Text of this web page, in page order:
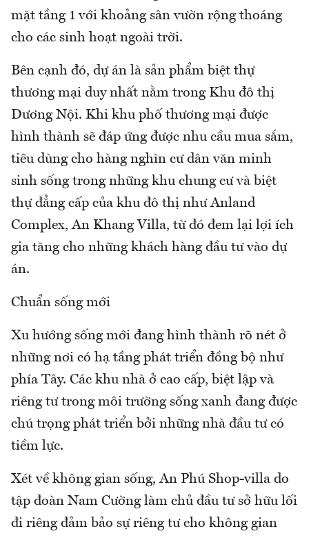
mặt tầng 1 với khoảng sân vườn rộng thoáng
cho các sinh hoạt ngoài trời.
Bên cạnh đó, dự án là sản phẩm biệt thự
thương mại duy nhất nằm trong Khu đô thị
Dương Nội. Khi khu phố thương mại được
hình thành sẽ đáp ứng được nhu cầu mua sắm,
tiêu dùng cho hàng nghìn cư dân văn minh
sinh sống trong những khu chung cư và biệt
thự đẳng cấp của khu đô thị như Anland
Complex, An Khang Villa, từ đó đem lại lợi ích
gia tăng cho những khách hàng đầu tư vào dự
án.
Chuẩn sống mới
Xu hướng sống mới đang hình thành rõ nét ở
những nơi có hạ tầng phát triển đồng bộ như
phía Tây. Các khu nhà ở cao cấp, biệt lập và
riêng tư trong môi trường sống xanh đang được
chú trọng phát triển bởi những nhà đầu tư có
tiềm lực.
Xét về không gian sống, An Phú Shop-villa do
tập đoàn Nam Cường làm chủ đầu tư sở hữu lối
đi riêng đảm bảo sự riêng tư cho không gian